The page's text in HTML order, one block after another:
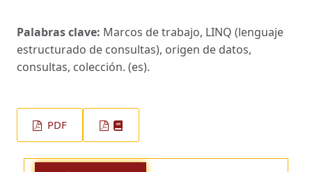
Palabras clave: Marcos de trabajo, LINQ (lenguaje
estructurado de consultas), origen de datos,
consultas, colección. (es).
PDF